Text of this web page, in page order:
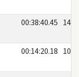
00:38:40.45 144
00:14:20.18 10